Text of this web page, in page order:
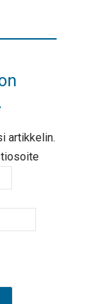
artikkelin.